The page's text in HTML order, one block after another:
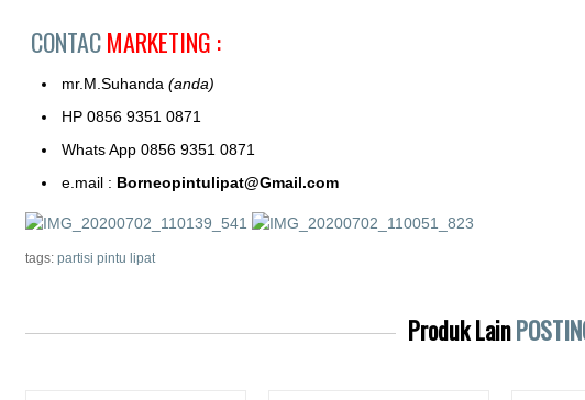
CONTACMARKETING :
mr.M.Suhanda (anda)
HP 0856 9351 0871
Whats App 0856 9351 0871
e.mail : Borneopintulipat@Gmail.com
tags: partisi pintu lipat
Produk Lain